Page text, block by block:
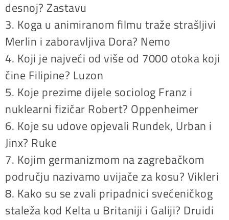
desnoj? Zastavu
3. Koga u animiranom filmu traže strašljivi
Merlin i zaboravljiva Dora? Nemo
4. Koji je najveći od više od 7000 otoka koji
čine Filipine? Luzon
5. Koje prezime dijele sociolog Franz i
nuklearni fizičar Robert? Oppenheimer
6. Koje su udove opjevali Rundek, Urban i
Jinx? Ruke
7. Kojim germanizmom na zagrebačkom
području nazivamo uvijače za kosu? Vikleri
8. Kako su se zvali pripadnici svećeničkog
staleža kod Kelta u Britaniji i Galiji? Druidi